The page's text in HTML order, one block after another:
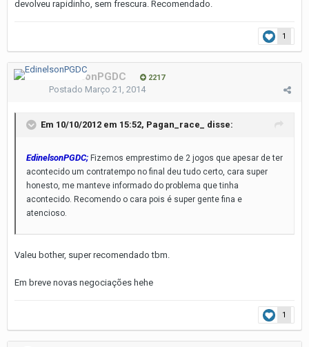
devolveu rapidinho, sem frescura. Recomendado.
1
EdinelsonPGDC 2217
Postado Março 21, 2014
Em 10/10/2012 em 15:52, Pagan_race_ disse:
EdinelsonPGDC; Fizemos emprestimo de 2 jogos que apesar de ter
acontecido um contratempo no final deu tudo certo, cara super
honesto, me manteve informado do problema que tinha
acontecido. Recomendo o cara pois é super gente fina e
atencioso.
Valeu bother, super recomendado tbm.
Em breve novas negociações hehe
1